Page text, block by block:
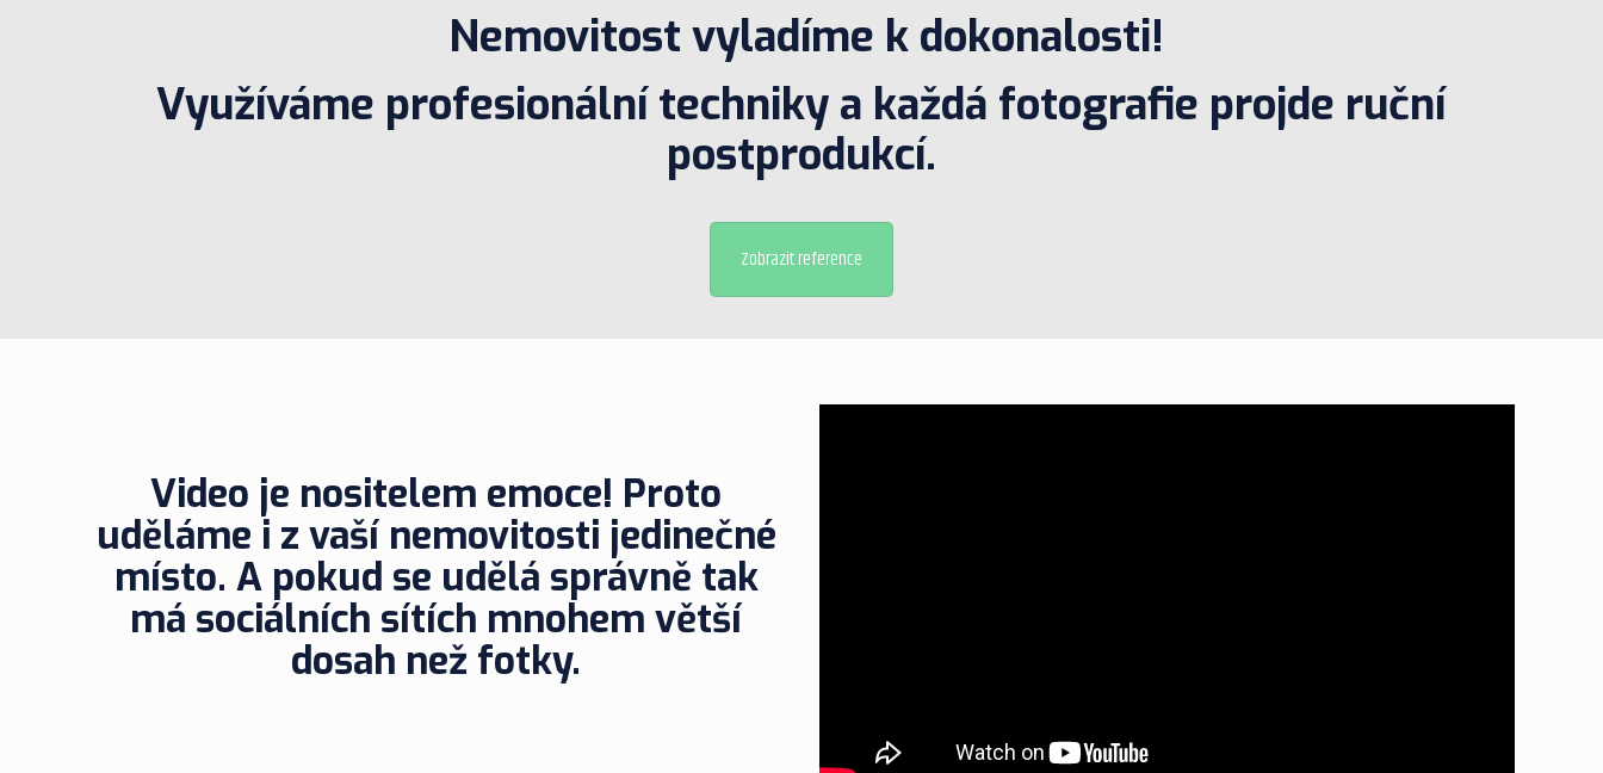
Nemovitost vyladíme k dokonalosti!
Využíváme profesionální techniky a každá fotografie projde ruční
postprodukcí.
Zobrazit reference
Video je nositelem emoce! Proto
uděláme i z vaší nemovitosti jedinečné
místo. A pokud se udělá správně tak
má sociálních sítích mnohem větší
dosah než fotky.